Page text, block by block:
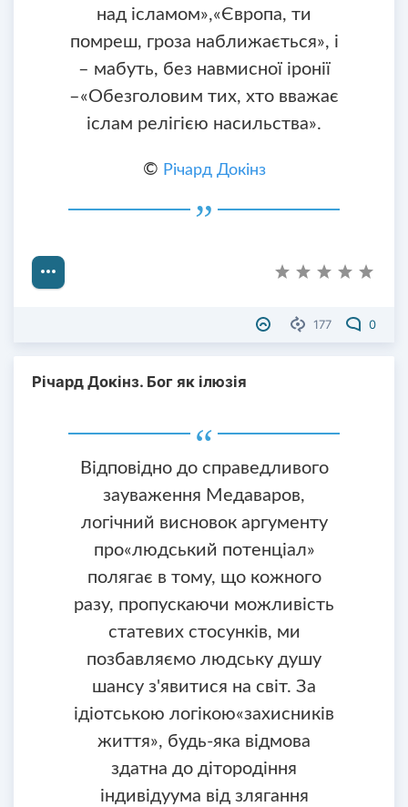
над ісламом»,«Європа, ти
помреш, гроза наближається», і
– мабуть, без навмисної іронії
–«Обезголовим тих, хто вважає
іслам релігією насильства».
© Річард Докінз
177 0
Річард Докінз. Бог як ілюзія
Відповідно до справедливого
зауваження Медаваров,
логічний висновок аргументу
про«людський потенціал»
полягає в тому, що кожного
разу, пропускаючи можливість
статевих стосунків, ми
позбавляємо людську душу
шансу з'явитися на світ. За
ідіотською логікою«захисників
життя», будь-яка відмова
здатна до дітородіння
індивідуума від злягання